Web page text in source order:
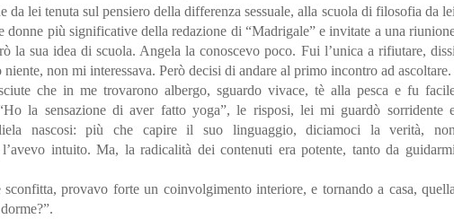
lei tenuta sul pensiero della differenza sessuale, alla scuola di filosofia da lei
donne più significative della redazione di “Madrigale” e invitate a una
la sua idea di scuola. Angela la conoscevo poco. Fui l’unica a rifiutare, dissi
non mi interessava. Però decisi di andare al primo incontro ad ascoltare.
che in me trovarono albergo, sguardo vivace, tè alla pesca e fu
la sensazione di aver fatto yoga”, le risposi, lei mi guardò sorridente
nascosi: più che capire il suo linguaggio, diciamoci la verità, non
l’avevo intuito. Ma, la radicalità dei contenuti era potente, tanto da guidarmi
provavo forte un coinvolgimento interiore, e tornando a casa, quella